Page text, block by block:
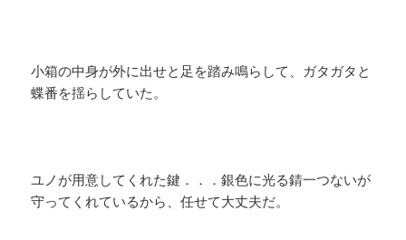
小箱の中身が外に出せと足を踏み鳴らして、ガタガタと
蝶番を揺らしていた。
ユノが用意してくれた鍵．．．銀色に光る錆一つないが
守ってくれているから、任せて大丈夫だ。